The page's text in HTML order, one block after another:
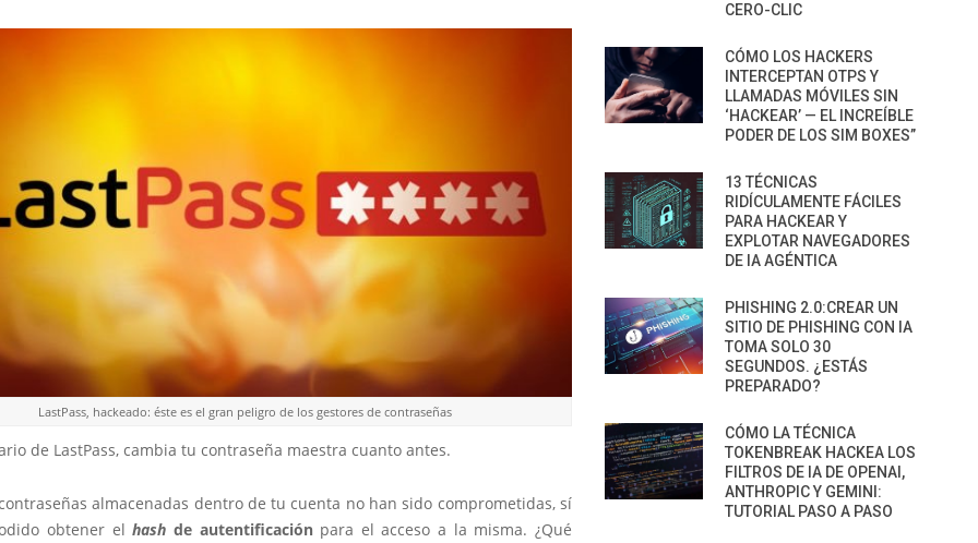
LastPass, hackeado: éste es el gran peligro de los gestores de contraseñas
de LastPass, cambia tu contraseña maestra cuanto antes.
almacenadas dentro de tu cuenta no han sido comprometidas, sí
obtener elhash de autentificaciónpara el acceso a la misma. ¿Qué
CERO-CLIC
CÓMO LOS HACKERS
INTERCEPTAN OTPS Y
LLAMADAS MÓVILES SIN
‘HACKEAR’ — EL INCREÍBLE
PODER DE LOS SIM BOXES”
13 TÉCNICAS
RIDÍCULAMENTE FÁCILES
PARA HACKEAR Y
EXPLOTAR NAVEGADORES
DE IA AGÉNTICA
PHISHING 2.0:CREAR UN
SITIO DE PHISHING CON IA
TOMA SOLO 30
SEGUNDOS. ¿ESTÁS
PREPARADO?
CÓMO LA TÉCNICA
TOKENBREAK HACKEA LOS
FILTROS DE IA DE OPENAI,
ANTHROPIC Y GEMINI:
TUTORIAL PASO A PASO